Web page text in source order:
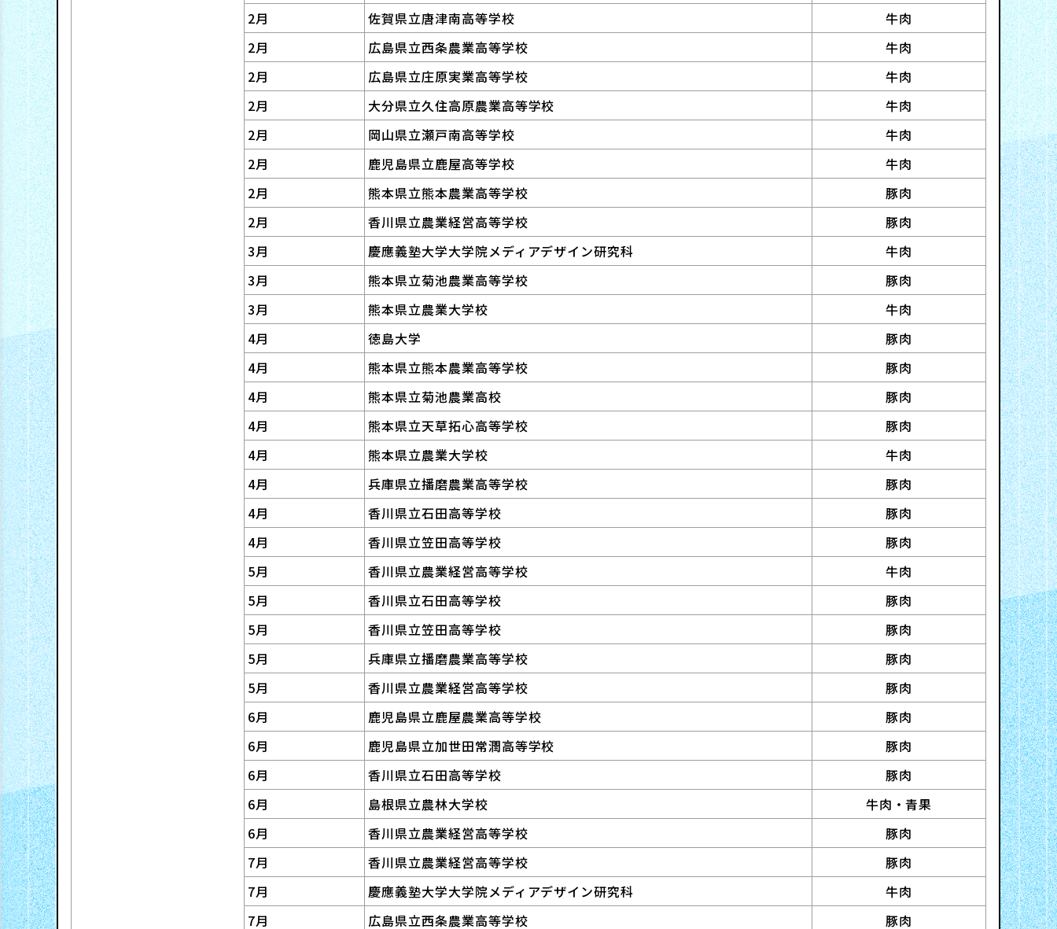
組
織
図
I
R
ュ
ー
個
人
投
資
家
の
皆
さ
ま
へ
株
主
・
株
式
情
マ
テ
リ
ア
リ
テ
ィ
環
境
社
会
ガ
バ
ナ
ン
ス
S
第
新
卒
・
経
験
者
採
用
パ
ー
ト
・
ア
ル
バ
イ
ト
採
せ
ゆ
め
タ
ウ
ン
公
式
サ
イ
ト
2月
佐賀県立唐津南高等学校
牛肉
2月
広島県立西条農業高等学校
牛肉
2月
広島県立庄原実業高等学校
牛肉
2月
大分県立久住高原農業高等学校
牛肉
2月
岡山県立瀬戸南高等学校
牛肉
2月
鹿児島県立鹿屋高等学校
牛肉
2月
熊本県立熊本農業高等学校
豚肉
2月
香川県立農業経営高等学校
豚肉
3月
慶應義塾大学大学院メディアデザイン研究科
牛肉
3月
熊本県立菊池農業高等学校
豚肉
3月
熊本県立農業大学校
牛肉
4月
徳島大学
豚肉
4月
熊本県立熊本農業高等学校
豚肉
4月
熊本県立菊池農業高校
豚肉
4月
熊本県立天草拓心高等学校
豚肉
4月
熊本県立農業大学校
牛肉
4月
兵庫県立播磨農業高等学校
豚肉
4月
香川県立石田高等学校
豚肉
4月
香川県立笠田高等学校
豚肉
5月
香川県立農業経営高等学校
牛肉
5月
香川県立石田高等学校
豚肉
5月
香川県立笠田高等学校
豚肉
5月
兵庫県立播磨農業高等学校
豚肉
5月
香川県立農業経営高等学校
豚肉
6月
鹿児島県立鹿屋農業高等学校
豚肉
6月
鹿児島県立加世田常潤高等学校
豚肉
6月
香川県立石田高等学校
豚肉
6月
島根県立農林大学校
牛肉・青果
6月
香川県立農業経営高等学校
豚肉
7月
香川県立農業経営高等学校
豚肉
7月
慶應義塾大学大学院メディアデザイン研究科
牛肉
7月
広島県立西条農業高等学校 豚肉